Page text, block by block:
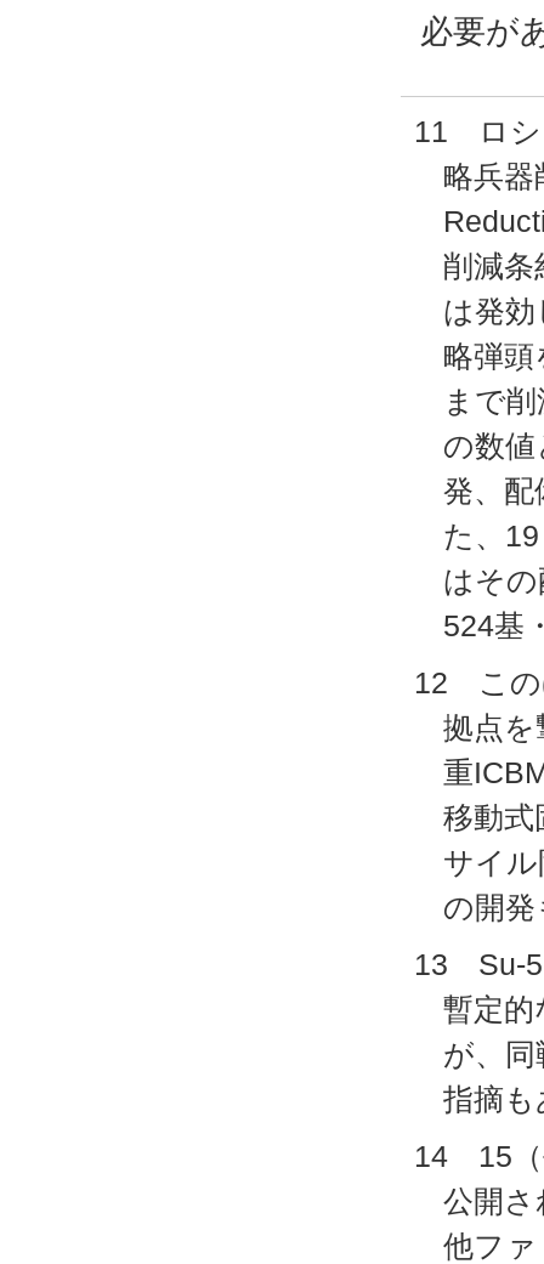
必要が
11 ロシ
略兵器
削減条
は発
略弾頭
まで
の数
発、配
た、
はその
524基
12 この
拠点を
重
移動式
サイ
の開
13 Su-
暫定的
が、同
指摘も
14 15（
公開さ
他ファ